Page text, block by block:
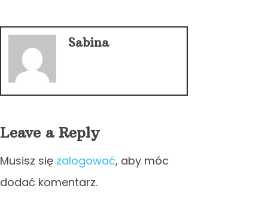
Sabina
Leave a Reply
Musisz się zalogować, aby móc
dodać komentarz.